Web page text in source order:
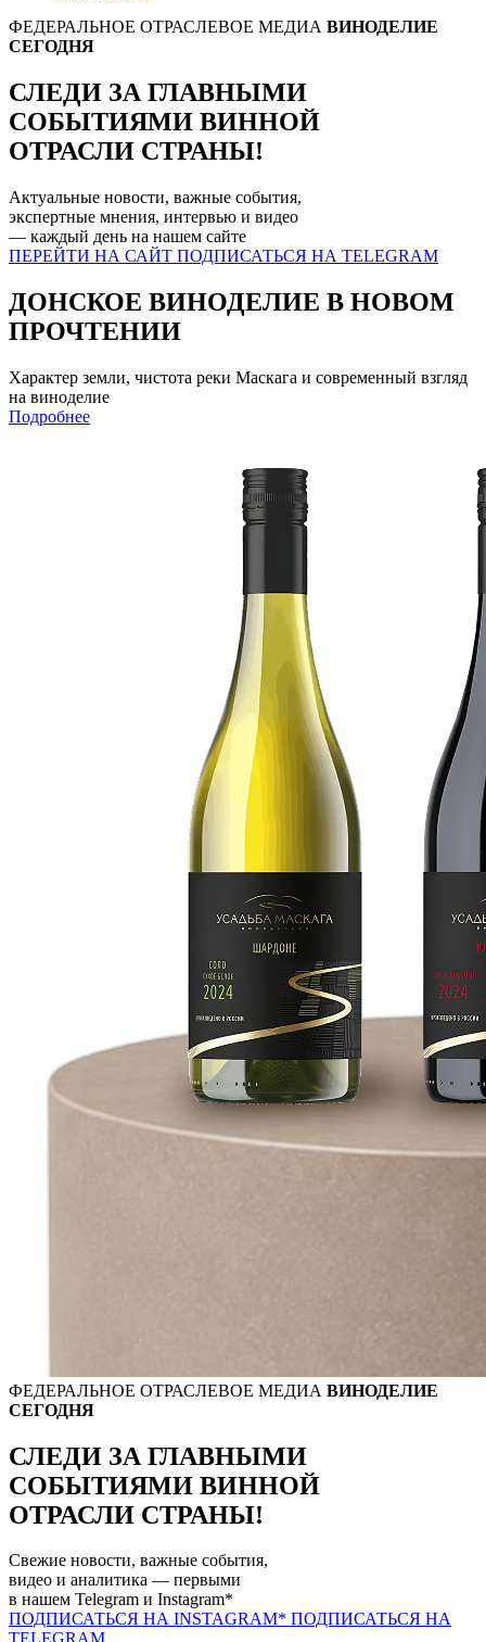
ФЕДЕРАЛЬНОЕ ОТРАСЛЕВОЕ МЕДИА ВИНОДЕЛИЕ
СЕГОДНЯ
СЛЕДИ ЗА ГЛАВНЫМИ
СОБЫТИЯМИ ВИННОЙ
ОТРАСЛИ СТРАНЫ!
Актуальные новости, важные события,
экспертные мнения, интервью и видео
— каждый день на нашем сайте
ПЕРЕЙТИ НА САЙТ ПОДПИСАТЬСЯ НА TELEGRAM
ДОНСКОЕ ВИНОДЕЛИЕ В НОВОМ
ПРОЧТЕНИИ
Характер земли, чистота реки Маскага и современный взгляд
на виноделие
Подробнее
ФЕДЕРАЛЬНОЕ ОТРАСЛЕВОЕ МЕДИА ВИНОДЕЛИЕ
СЕГОДНЯ
СЛЕДИ ЗА ГЛАВНЫМИ
СОБЫТИЯМИ ВИННОЙ
ОТРАСЛИ СТРАНЫ!
Свежие новости, важные события,
видео и аналитика — первыми
в нашем Telegram и Instagram*
ПОДПИСАТЬСЯ НА INSTAGRAM* ПОДПИСАТЬСЯ НА